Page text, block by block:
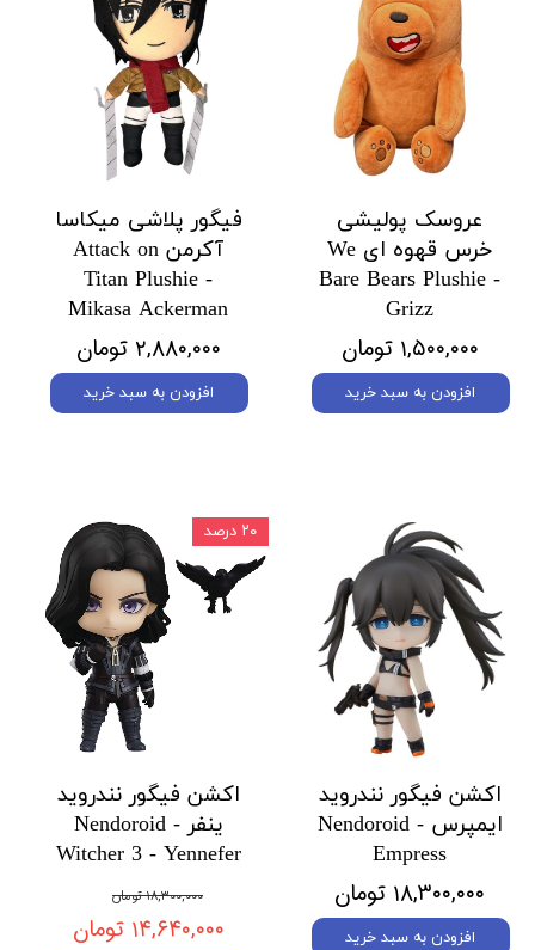
عروسک پولیشی
خرس قهوه ای We
Bare Bears Plushie -
Grizz
۱,۵۰۰,۰۰۰ تومان
افزودن به سبد خرید
فیگور پلاشی میکاسا
آکرمن Attack on
Titan Plushie -
Mikasa Ackerman
۲,۸۸۰,۰۰۰ تومان
افزودن به سبد خرید
اکشن فیگور نندروید
ایمپرس Nendoroid -
Empress
۱۸,۳۰۰,۰۰۰ تومان
افزودن به سبد خرید
اکشن فیگور نندروید
ینفر Nendoroid -
Witcher 3 - Yennefer
۱۸,۳۰۰,۰۰۰ تومان
۱۴,۶۴۰,۰۰۰ تومان
۲۰ درصد